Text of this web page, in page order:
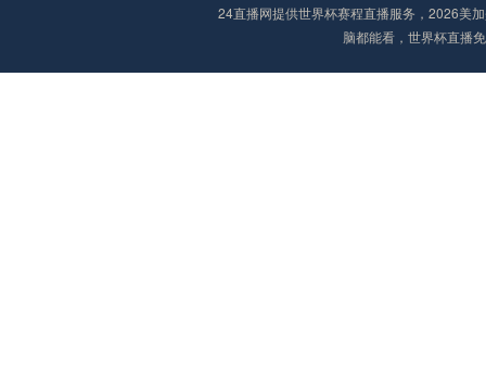
24直播网提供世界杯赛程直播服务，2026美
脑都能看，世界杯直播